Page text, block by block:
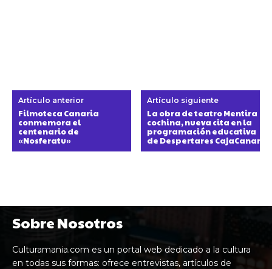
Artículo anterior
Filmoteca Canaria
conmemora el
centenario de
«Nosferatu»
Artículo siguiente
La obra de teatro Mentira
cochina, nueva cita en la
programación educativa
de Despertares
Sobre Nosotros
Culturamania.com es un portal web dedicado a la cultura
en todas sus formas: ofrece entrevistas, artículos de